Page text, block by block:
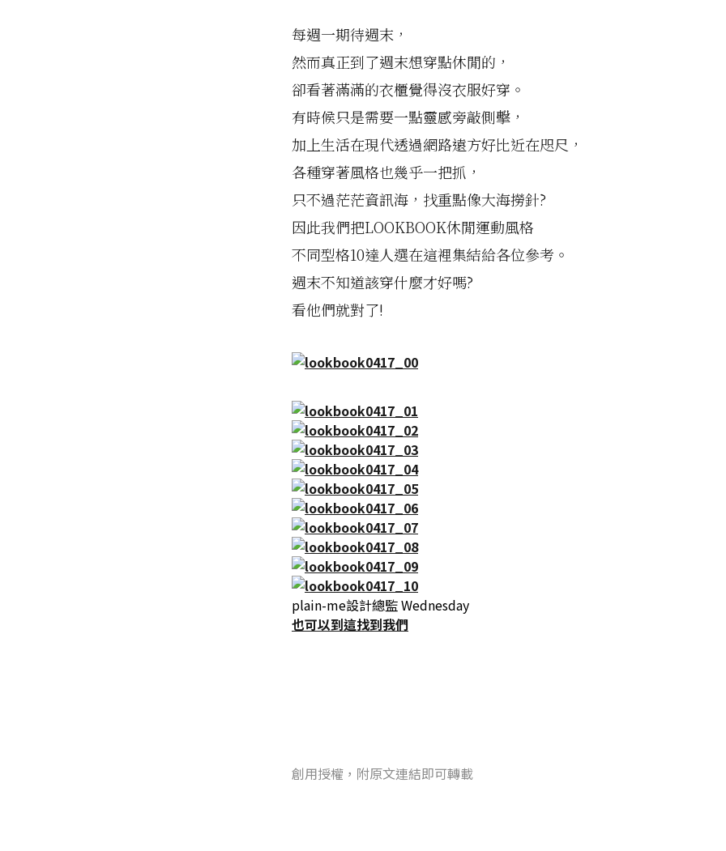
每週一期待週末，
然而真正到了週末想穿點休閒的，
卻看著滿滿的衣櫃覺得沒衣服好穿。
有時候只是需要一點靈感旁敲側擊，
加上生活在現代透過網路遠方好比近在咫尺，
各種穿著風格也幾乎一把抓，
只不過茫茫資訊海，找重點像大海撈針?
因此我們把LOOKBOOK休閒運動風格
不同型格10達人選在這裡集結給各位參考。
週末不知道該穿什麼才好嗎?
看他們就對了!
plain-me設計總監 Wednesday
也可以到這找到我們
創用授權，附原文連結即可轉載